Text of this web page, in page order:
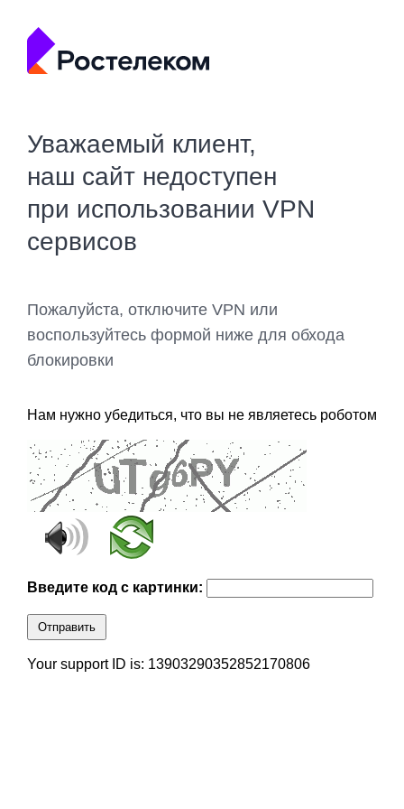
Уважаемый клиент,
наш сайт недоступен
при использовании VPN
сервисов
Пожалуйста, отключите VPN или
воспользуйтесь формой ниже для обхода
блокировки
Нам нужно убедиться, что вы не являетесь роботом
Введите код с картинки:
Отправить
Your support ID is: 13903290352852170806